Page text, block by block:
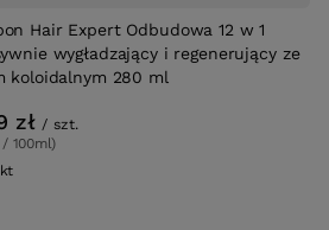
Hair Expert Odbudowa 12 w 1
wygładzający i regenerujący ze
koloidalnym 280 ml
zł / szt.
/ 100ml)